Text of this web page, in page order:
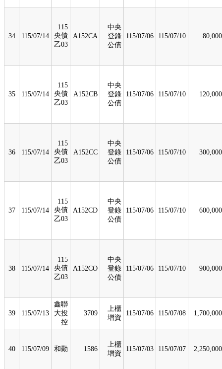
34 115/07/14
115
央債
乙03
A152CA
中央
登錄
公債
115/07/06 115/07/10 80,000
35 115/07/14
115
央債
乙03
A152CB
中央
登錄
公債
115/07/06 115/07/10 120,000
36 115/07/14
115
央債
乙03
A152CC
中央
登錄
公債
115/07/06 115/07/10 300,000
37 115/07/14
115
央債
乙03
A152CD
中央
登錄
公債
115/07/06 115/07/10 600,000
38 115/07/14
115
央債
乙03
A152CO
中央
登錄
公債
115/07/06 115/07/10 900,000
39 115/07/13
鑫聯
大投
控
3709
上櫃
增資
115/07/06 115/07/08 1,700,000
40 115/07/09 和勤 1586
上櫃
增資
115/07/03 115/07/07 2,250,000